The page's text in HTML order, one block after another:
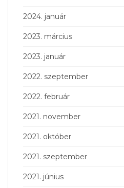
2024. január
2023. március
2023. január
2022. szeptember
2022. február
2021. november
2021. október
2021. szeptember
2021. június